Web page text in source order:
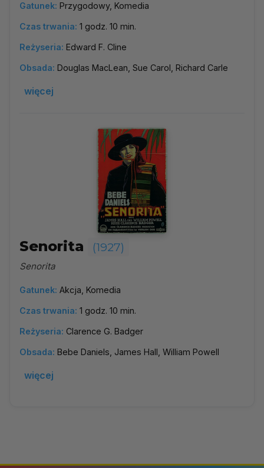
Gatunek: Przygodowy, Komedia
Czas trwania: 1 godz. 10 min.
Reżyseria: Edward F. Cline
Obsada: Douglas MacLean, Sue Carol, Richard Carle
więcej
Senorita (1927)
Senorita
Gatunek: Akcja, Komedia
Czas trwania: 1 godz. 10 min.
Reżyseria: Clarence G. Badger
Obsada: Bebe Daniels, James Hall, William Powell
więcej